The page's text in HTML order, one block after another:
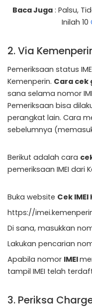
Baca Juga: Palsu,
Inilah 10
2. Via
Pemeriksaan status
Kemenperin. Cara cek
sana selama nomor
Pemeriksaan bisa
perangkat lain. Cara
sebelumnya
Berikut adalah cara
pemeriksaan IMEI dari
Buka website Cek
https://
Di sana, masukkan
Lakukan pencarian
Apabila nomor IMEI
tampil IMEI telah
3. Periksa